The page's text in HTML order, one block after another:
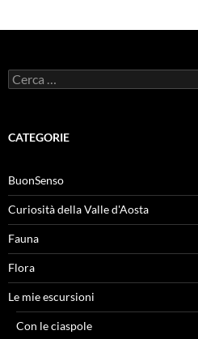
Ricerca
per:
CATEGORIE
BuonSenso
Curiosità della Valle d'Aosta
Fauna
Flora
Le mie escursioni
Con le ciaspole